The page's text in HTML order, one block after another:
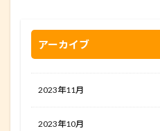
アーカイブ
2023年11月
2023年10月